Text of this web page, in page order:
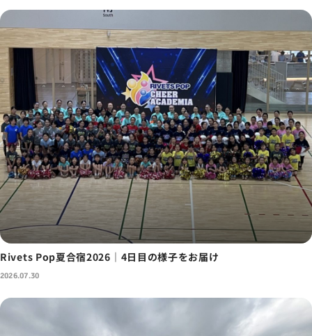
Rivets Pop夏合宿2026｜4日目の様子をお届け
2026.07.30